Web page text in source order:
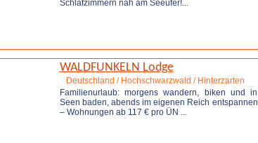
Schlafzimmern nah am Seeufer!...
WALDFUNKELN Lodge
Deutschland / Hochschwarzwald / Hinterzarten
Familienurlaub: morgens wandern, biken und in
Seen baden, abends im eigenen Reich entspannen
– Wohnungen ab 117 € pro ÜN ...